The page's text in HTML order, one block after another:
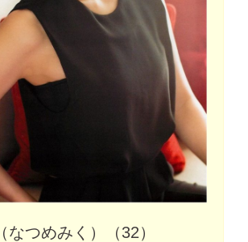
（なつめみく）（32）